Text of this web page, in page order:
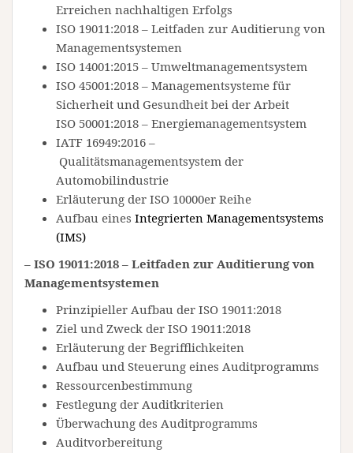
Erreichen nachhaltigen Erfolgs
ISO 19011:2018 – Leitfaden zur Auditierung von
Managementsystemen
ISO 14001:2015 – Umweltmanagementsystem
ISO 45001:2018 – Managementsysteme für
Sicherheit und Gesundheit bei der Arbeit
ISO 50001:2018 – Energiemanagementsystem
IATF 16949:2016 –
Qualitätsmanagementsystem der
Automobilindustrie
Erläuterung der ISO 10000er Reihe
Aufbau eines Integrierten Managementsystems
(IMS)
– ISO 19011:2018 – Leitfaden zur Auditierung von
Managementsystemen
Prinzipieller Aufbau der ISO 19011:2018
Ziel und Zweck der ISO 19011:2018
Erläuterung der Begrifflichkeiten
Aufbau und Steuerung eines Auditprogramms
Ressourcenbestimmung
Festlegung der Auditkriterien
Überwachung des Auditprogramms
Auditvorbereitung